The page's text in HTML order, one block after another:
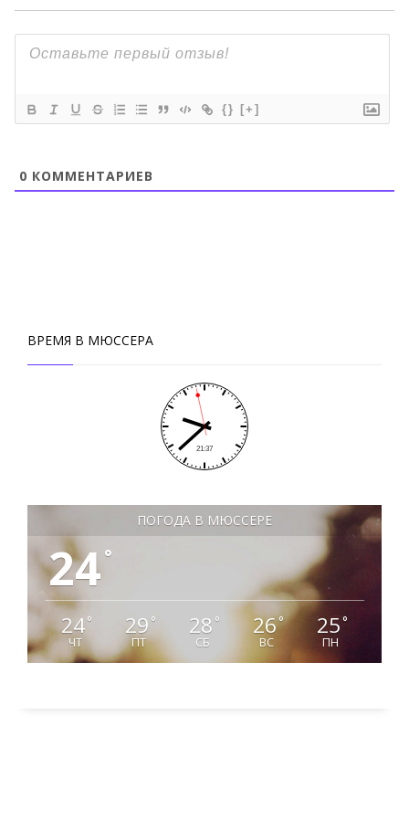
{} [+]
0 КОММЕНТАРИЕВ
ВРЕМЯ В МЮССЕРА
ПОГОДА В МЮССЕРЕ
24°
24°
ЧТ
29 °
ПТ
28 °
СБ
26°
ВС
25°
ПН